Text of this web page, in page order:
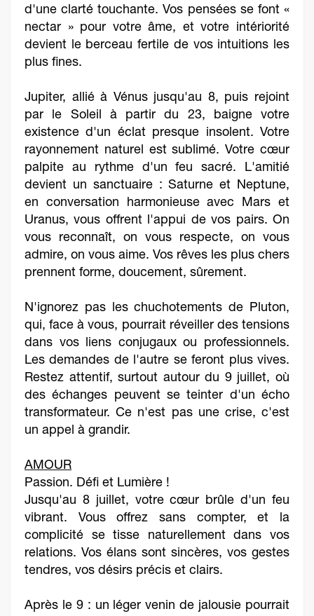
d'une clarté touchante. Vos pensées se font «
nectar » pour votre âme, et votre intériorité
devient le berceau fertile de vos intuitions les
plus fines.
Jupiter, allié à Vénus jusqu'au 8, puis rejoint
par le Soleil à partir du 23, baigne votre
existence d'un éclat presque insolent. Votre
rayonnement naturel est sublimé. Votre cœur
palpite au rythme d'un feu sacré. L'amitié
devient un sanctuaire : Saturne et Neptune,
en conversation harmonieuse avec Mars et
Uranus, vous offrent l'appui de vos pairs. On
vous reconnaît, on vous respecte, on vous
admire, on vous aime. Vos rêves les plus chers
prennent forme, doucement, sûrement.
N'ignorez pas les chuchotements de Pluton,
qui, face à vous, pourrait réveiller des tensions
dans vos liens conjugaux ou professionnels.
Les demandes de l'autre se feront plus vives.
Restez attentif, surtout autour du 9 juillet, où
des échanges peuvent se teinter d'un écho
transformateur. Ce n'est pas une crise, c'est
un appel à grandir.
AMOUR
Passion. Défi et Lumière !
Jusqu'au 8 juillet, votre cœur brûle d'un feu
vibrant. Vous offrez sans compter, et la
complicité se tisse naturellement dans vos
relations. Vos élans sont sincères, vos gestes
tendres, vos désirs précis et clairs.
Après le 9 : un léger venin de jalousie pourrait